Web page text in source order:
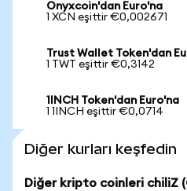
Onyxcoin'dan Euro'na
1 XCN eşittir €0,002671
Trust Wallet Token'dan
1 TWT eşittir €0,3142
1INCH Token'dan Euro'na
1 1INCH eşittir €0,0714
Diğer kurları keşfedin
Diğer kripto coinleri chiliZ